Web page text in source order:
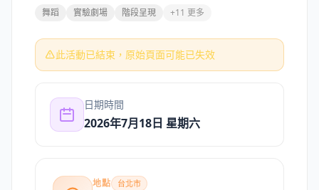
舞蹈 實驗劇場 階段呈現 +11 更多
此活動已結束，原始頁面可能已失效
日期時間
2026年7月18日 星期六
地點 台北市